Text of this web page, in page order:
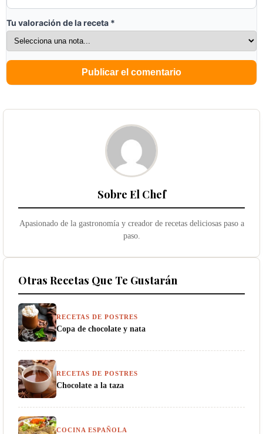
Tu valoración de la receta *
Sobre El Chef
Apasionado de la gastronomía y creador de recetas deliciosas paso a
paso.
Otras Recetas Que Te Gustarán
RECETAS DE POSTRES
Copa de chocolate y nata
RECETAS DE POSTRES
Chocolate a la taza
COCINA ESPAÑOLA